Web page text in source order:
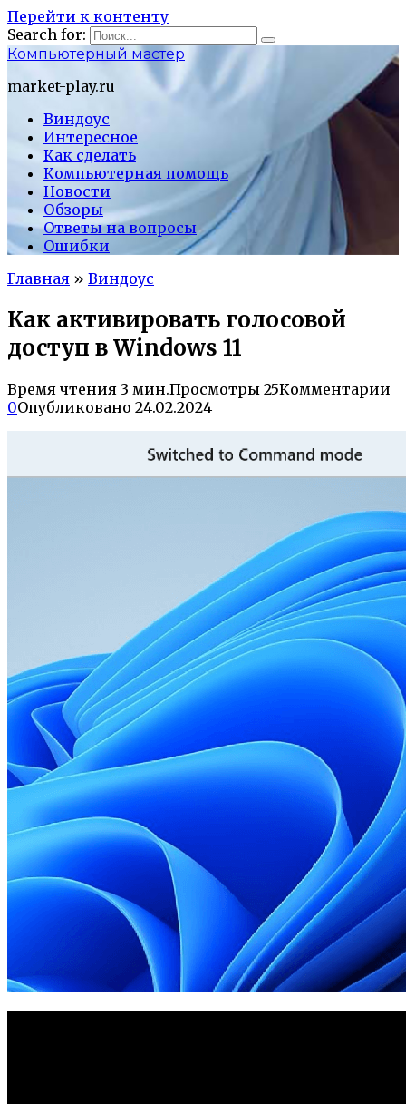
Перейти к контенту
Search for:
Компьютерный мастер
market-play.ru
Виндоус
Интересное
Как сделать
Компьютерная помощь
Новости
Обзоры
Ответы на вопросы
Ошибки
Главная » Виндоус
Как активировать голосовой
доступ в Windows 11
Время чтения 3 мин.Просмотры 25Комментарии
0Опубликовано 24.02.2024